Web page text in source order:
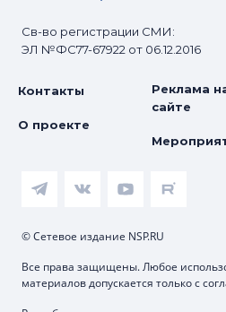
Св-во регистрации СМИ:
ЭЛ №ФС77-67922 от 06.12.2016
Контакты
О проекте
Реклама
сайте
© Сетевое издание NSP.RU
Все права защищены. Любое
материалов допускается только с